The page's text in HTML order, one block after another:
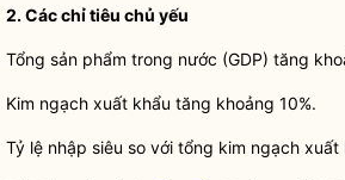
2.Các chỉ tiêu chủ yếu
Tổng sản phẩm trong nước (GDP) tăng
Kim ngạch xuất khẩu tăng khoảng 10%.
Tỷ lệ nhập siêu so với tổng kim ngạch xuất